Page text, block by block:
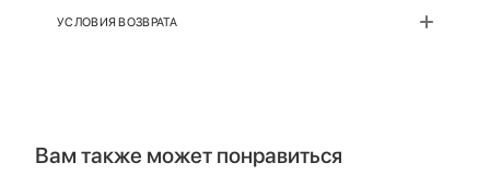
УСЛОВИЯ ВОЗВРАТА
Вам также может понравиться